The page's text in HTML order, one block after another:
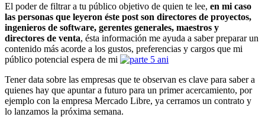
El poder de filtrar a tu público objetivo de quien te lee, en mi caso
las personas que leyeron éste post son directores de proyectos,
ingenieros de software, gerentes generales, maestros y
directores de venta, ésta información me ayuda a saber preparar un
contenido más acorde a los gustos, preferencias y cargos que mi
público potencial espera de mi
Tener data sobre las empresas que te observan es clave para saber a
quienes hay que apuntar a futuro para un primer acercamiento, por
ejemplo con la empresa Mercado Libre, ya cerramos un contrato y
lo lanzamos la próxima semana.